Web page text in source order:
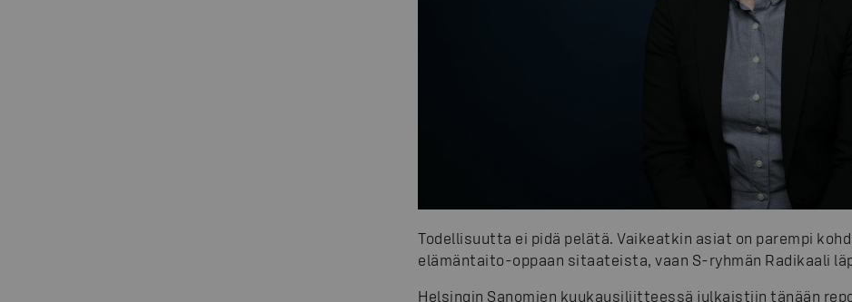
Todellisuutta ei pidä pelätä. Vaikeatkin asiat on parempi
elämäntaito-oppaan sitaateista, vaan S-ryhmän Radikaali
Helsingin Sanomien kuukausiliitteessä julkaistiin tänään